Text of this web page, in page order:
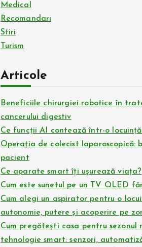
Medical
Recomandari
Stiri
Turism
Articole
Beneficiile chirurgiei robotice în
cancerului digestiv
Ce funcții AI contează într-o
Operația de colecist laparoscopică:
pacient
Ce aparate smart îți ușurează viața?
Cum este sunetul pe un TV QLED
Cum alegi un aspirator pentru o
autonomie, putere și acoperire pe
Cum pregătești casa pentru sezonul
tehnologie smart: senzori,